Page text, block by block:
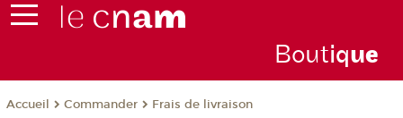
Boutique
Accueil Commander Frais de livraison